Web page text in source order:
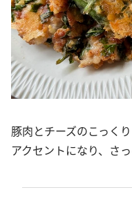
豚肉とチーズのこっく
アクセントになり、さ